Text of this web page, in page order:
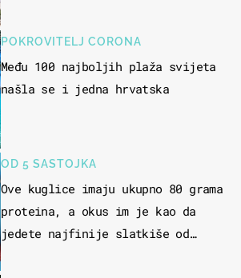
POKROVITELJ CORONA
Među 100 najboljih plaža svijeta
našla se i jedna hrvatska
OD 5 SASTOJKA
Ove kuglice imaju ukupno 80 grama
proteina, a okus im je kao da
jedete najfinije slatkiše od